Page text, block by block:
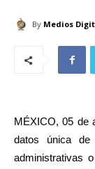
By Medios
MÉXICO, 05 de
datos única de
administrativas